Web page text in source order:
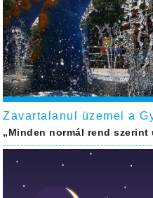
Zavartalanul üzemel a
„Minden normál rend